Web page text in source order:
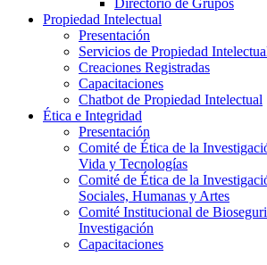
Propiedad Intelectual
Presentación
Servicios de Propiedad
Creaciones Registradas
Capacitaciones
Chatbot de Propiedad Intelectual
Ética e Integridad
Presentación
Comité de Ética de la
Vida y Tecnologías
Comité de Ética de la
Sociales, Humanas y Artes
Comité Institucional de
Investigación
Capacitaciones